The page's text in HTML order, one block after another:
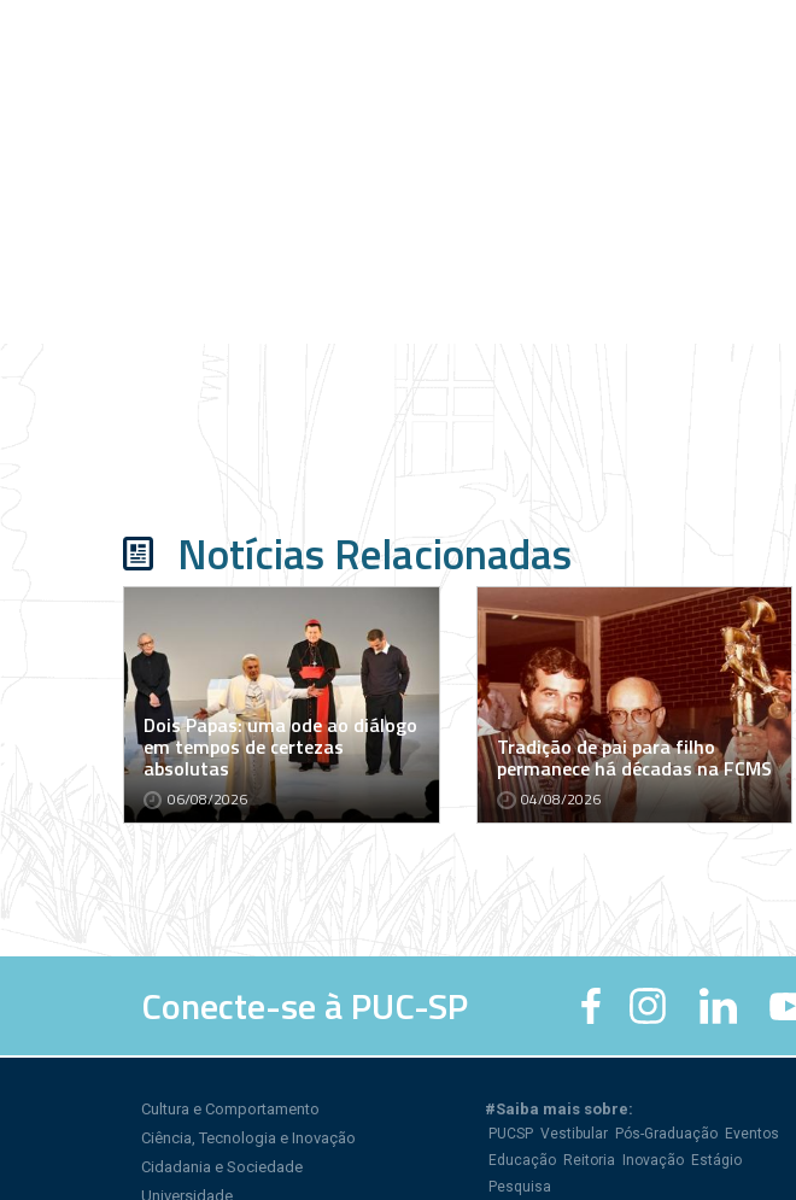
Notícias Relacionadas
Dois Papas: uma ode ao diálogo
em tempos de certezas
absolutas
06/08/2026
Tradição de pai para filho
permanece há décadas na FCMS
04/08/2026
Conecte-se à PUC-SP
Cultura e Comportamento
Ciência, Tecnologia e Inovação
Cidadania e Sociedade
Universidade
#Saiba mais sobre:
PUCSP Vestibular Pós-Graduação Eventos
Educação Reitoria Inovação Estágio
Pesquisa